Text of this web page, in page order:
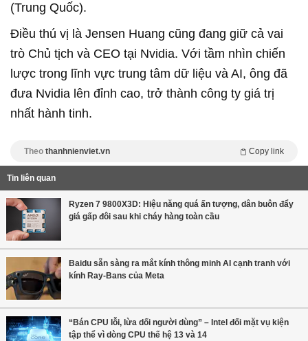
(Trung Quốc).
Điều thú vị là Jensen Huang cũng đang giữ cả vai
trò Chủ tịch và CEO tại Nvidia. Với tầm nhìn chiến
lược trong lĩnh vực trung tâm dữ liệu và AI, ông đã
đưa Nvidia lên đỉnh cao, trở thành công ty giá trị
nhất hành tinh.
Theo thanhnienviet.vn Copy link
Tin liên quan
Ryzen 7 9800X3D: Hiệu năng quá ấn tượng, dân buôn đẩy
giá gấp đôi sau khi cháy hàng toàn cầu
Baidu sẵn sàng ra mắt kính thông minh AI cạnh tranh với
kính Ray-Bans của Meta
“Bán CPU lỗi, lừa dối người dùng” – Intel đối mặt vụ kiện
tập thể vì dòng CPU thế hệ 13 và 14